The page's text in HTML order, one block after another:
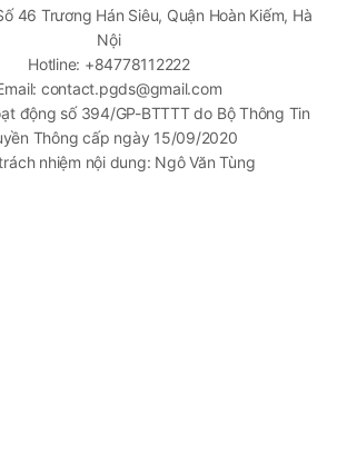
46 Trương Hán Siêu, Quận Hoàn Kiếm, Hà
Nội
Hotline: +84778112222
contact.pgds@gmail.com
động số 394/GP-BTTTT do Bộ Thông Tin
Thông cấp ngày 15/09/2020
nhiệm nội dung: Ngô Văn Tùng